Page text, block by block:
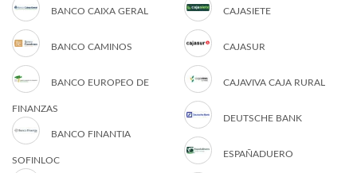
BANCO CAIXA GERAL
BANCO CAMINOS
BANCO EUROPEO DE
FINANZAS
BANCO FINANTIA
SOFINLOC
CAJASIETE
CAJASUR
CAJAVIVA CAJA RURAL
DEUTSCHE BANK
ESPAÑADUERO